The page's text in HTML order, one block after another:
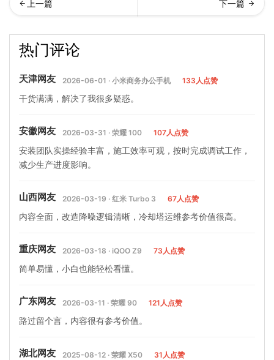
塔配管的重要性)…
热门评论
天津网友 2026-06-01 · 小米商务办公手机 133人点赞
干货满满，解决了我很多疑惑。
安徽网友 2026-03-31 · 荣耀 100 107人点赞
安装团队实操经验丰富，施工效率可观，按时完成调试工作，
减少生产进度影响。
山西网友 2026-03-19 · 红米 Turbo 3 67人点赞
内容全面，改造降噪逻辑清晰，冷却塔运维参考价值很高。
重庆网友 2026-03-18 · iQOO Z9 73人点赞
简单易懂，小白也能轻松看懂。
广东网友 2026-03-11 · 荣耀 90 121人点赞
路过留个言，内容很有参考价值。
湖北网友 2025-08-12 · 荣耀 X50 31人点赞